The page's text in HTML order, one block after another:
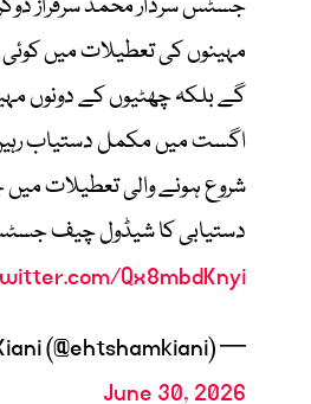
جسٹس سردار محمد سرفراز
مہینوں کی تعطیلات میں
گے بلکہ چھٹیوں کے دونوں
اگست میں مکمل دستیاب
شروع ہونے والی تعطیلات میں
دستیابی کا شیڈول چیف
Qx8mbdKnyi
— Ehtsham Kiani (@ehtshamkiani)
June 30, 2026